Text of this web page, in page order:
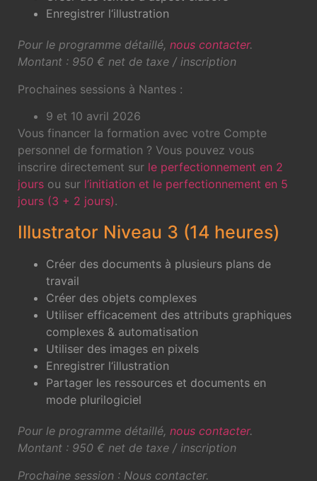
Enregistrer l‘illustration
Pour le programme détaillé, nous contacter.
Montant : 950 € net de taxe / inscription
Prochaines sessions à Nantes :
9 et 10 avril 2026
Vous financer la formation avec votre Compte
personnel de formation ? Vous pouvez vous
inscrire directement sur le perfectionnement en 2
jours ou sur l’initiation et le perfectionnement en 5
jours (3 + 2 jours).
Illustrator Niveau 3 (14 heures)
Créer des documents à plusieurs plans de
travail
Créer des objets complexes
Utiliser efficacement des attributs graphiques
complexes & automatisation
Utiliser des images en pixels
Enregistrer l‘illustration
Partager les ressources et documents en
mode plurilogiciel
Pour le programme détaillé, nous contacter.
Montant : 950 € net de taxe / inscription
Prochaine session : Nous contacter.